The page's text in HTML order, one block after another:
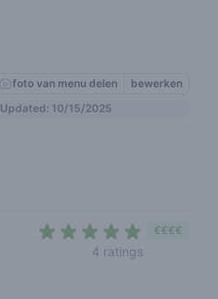
foto van menu delen
bewerken
Updated: 10/15/2025
4 ratings
€€€€